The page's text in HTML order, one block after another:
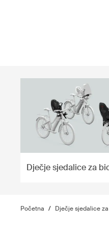
Dječje sjedalice za
Početna / Dječje sjedalice